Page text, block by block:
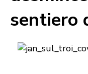
sentiero